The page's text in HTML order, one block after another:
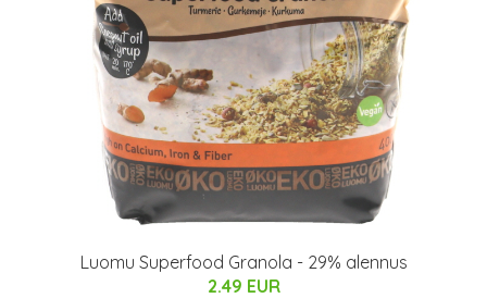
Luomu Superfood Granola - 29% alennus
2.49 EUR